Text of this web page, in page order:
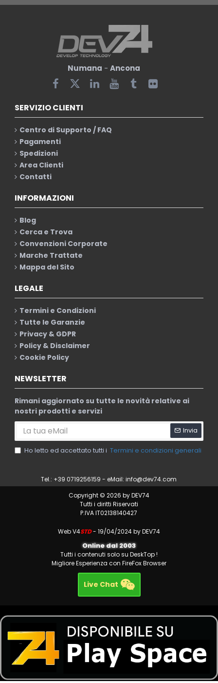
Numana - Ancona
SERVIZIO CLIENTI
Centro di Supporto / FAQ
Pagamenti
Spedizioni
Area Clienti
Contatti
INFORMAZIONI
Blog
Cerca e Trova
Convenzioni Corporate
Marche Trattate
Mappa del Sito
LEGALE
Termini e Condizioni
Tutte le Garanzie
Privacy & GDPR
Policy & Disclaimer
Cookie Policy
NEWSLETTER
Rimani aggiornato su tutte le novità relative ai
nostri prodotti e servizi
Invia
Ho letto ed accettato tutti i Termini e condizioni generali
Tel.: +39 0719256159 - eMail:info@dev74.com
Copyright © 2026 by DEV74
Tutti i diritti Riservati
P.IVA IT02138140427
Web V4STD- 19/04/2024 by DEV74
Online dal 2003
Tutti i contenuti solo su DeskTop !
Migliore Esperienza con FireFox Browser
Live Chat